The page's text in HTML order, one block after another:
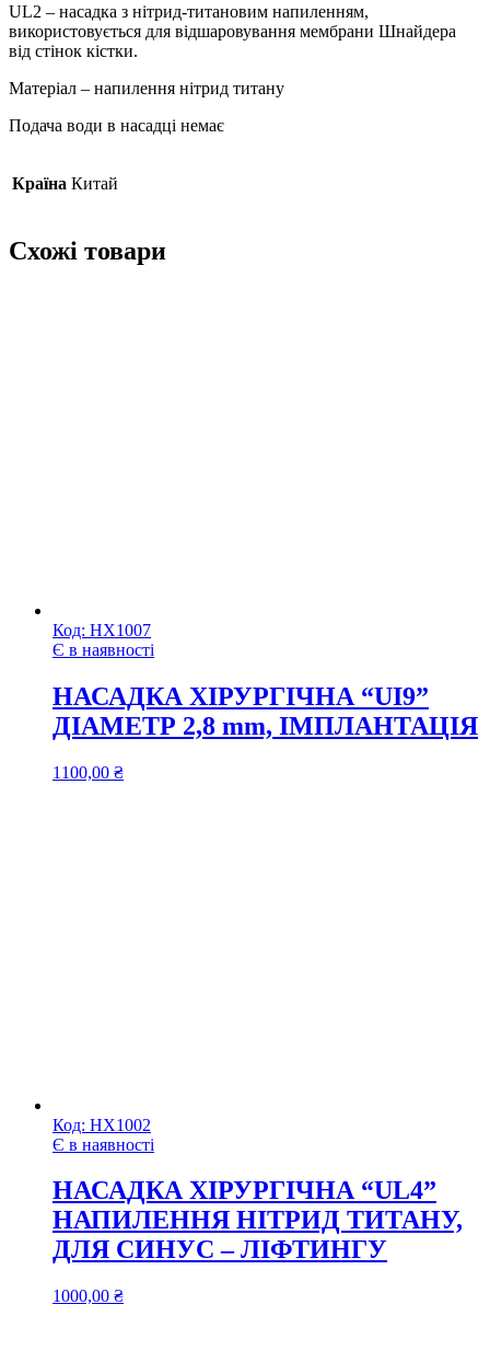
UL2 – насадка з нітрид-титановим напиленням,
використовується для відшаровування мембрани Шнайдера
від стінок кістки.
Матеріал – напилення нітрид титану
Подача води в насадці немає
Країна Китай
Схожі товари
Код: НХ1007
Є в наявності
НАСАДКА ХІРУРГІЧНА “UI9”
ДІАМЕТР 2,8 mm, ІМПЛАНТАЦІЯ
1100,00 ₴
Код: НХ1002
Є в наявності
НАСАДКА ХІРУРГІЧНА “UL4”
НАПИЛЕННЯ НІТРИД ТИТАНУ,
ДЛЯ СИНУС – ЛІФТИНГУ
1000,00 ₴